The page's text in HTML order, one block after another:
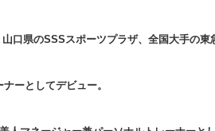
口県のSSSスポーツプラザ、全国大手の東
ーとしてデビュー。